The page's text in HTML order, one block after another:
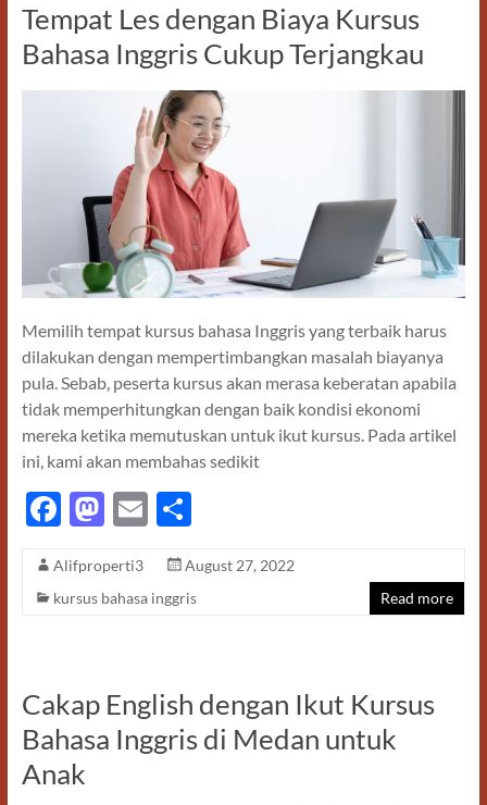
k
Tempat Les dengan Biaya Kursus
Bahasa Inggris Cukup Terjangkau
Memilih tempat kursus bahasa Inggris yang terbaik harus
dilakukan dengan mempertimbangkan masalah biayanya
pula. Sebab, peserta kursus akan merasa keberatan apabila
tidak memperhitungkan dengan baik kondisi ekonomi
mereka ketika memutuskan untuk ikut kursus. Pada artikel
ini, kami akan membahas sedikit
F
e
b
o
k
M
to
d
E
ail
S
ar
e
Alifproperti3
August 27, 2022
kursus bahasa inggris
Read more
Cakap English dengan Ikut Kursus
Bahasa Inggris di Medan untuk
Anak